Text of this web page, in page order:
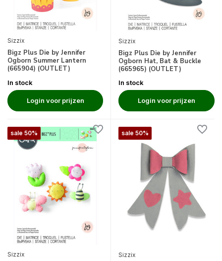
Sizzix
Bigz Plus Die by Jennifer
Ogborn Summer Lantern
(665904) (OUTLET)
In stock
Login voor prijzen
Sizzix
Bigz Plus Die by Jennifer
Ogborn Hat, Bat & Buckle
(665965) (OUTLET)
In stock
Login voor prijzen
sale 50%
Sizzix
sale 50%
Sizzix